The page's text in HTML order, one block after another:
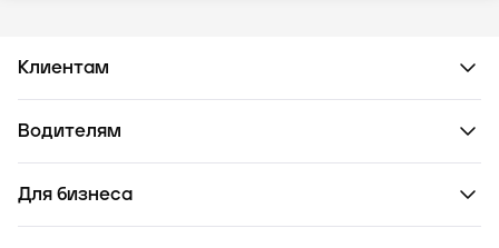
Клиентам
Водителям
Для бизнеса